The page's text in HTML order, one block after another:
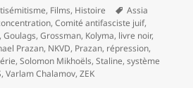
, Films, Histoire
Mots-
clés
Assia
,Comité antifasciste juif,
,Goulags,Grossman, Kolyma, livre noir,
Prazan, NKVD, Prazan, répression,
,Solomon Mikhoëls,Staline,système
,Varlam Chalamov,ZEK